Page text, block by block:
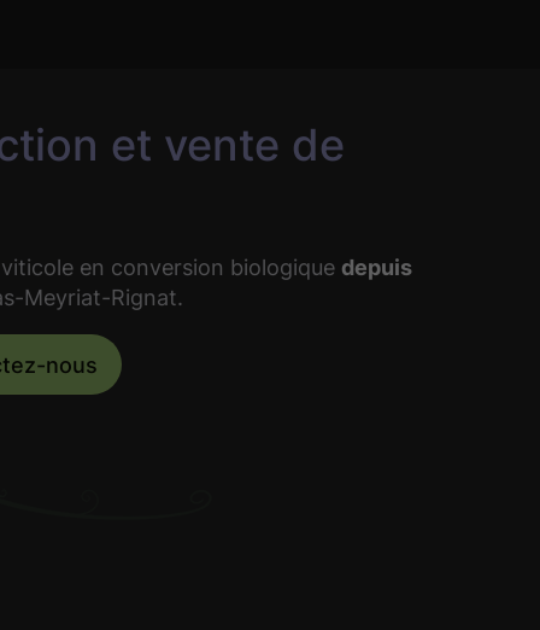
et vente de
en conversion biologique depuis
Meyriat-Rignat.
nous